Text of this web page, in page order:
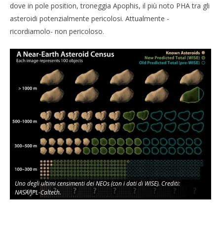
dove in pole position, troneggia Apophis, il più noto PHA tra gli
asteroidi potenzialmente pericolosi. Attualmente -
ricordiamolo- non pericoloso.
Uno degli ultimi censimenti dei NEOs (con i dati di WISE). Crediti:
NASA/JPL-Caltech.